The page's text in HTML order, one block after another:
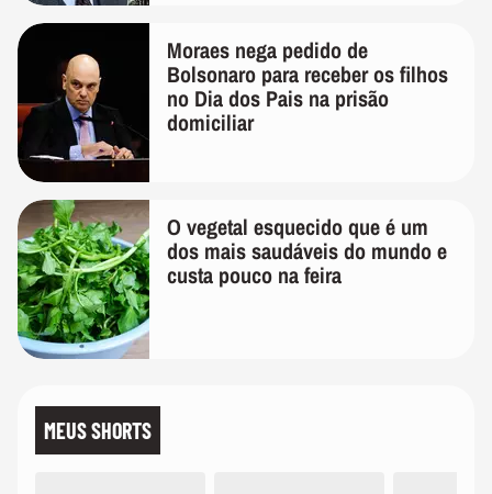
Moraes nega pedido de
Bolsonaro para receber os filhos
no Dia dos Pais na prisão
domiciliar
O vegetal esquecido que é um
dos mais saudáveis do mundo e
custa pouco na feira
MEUS SHORTS